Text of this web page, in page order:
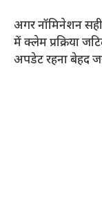
अगर नॉमिनेशन
में क्लेम प्रक्रिया
अपडेट रहना बेहद